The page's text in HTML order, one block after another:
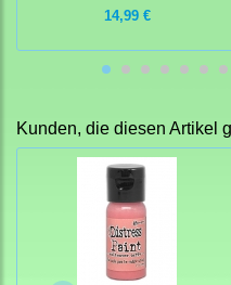
14,99 €
Kunden, die diesen Artikel